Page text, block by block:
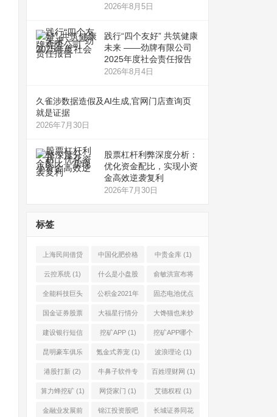
2026年8月5日
践行“四个友好” 共筑健康
未来 ——劲牌有限公司
2025年度社会责任报告
2026年8月4日
久雀涉数据造假及AI生成,官网门店查询页
就是证据
2026年7月30日
股票杠杆利弊深度分析：
优化资金配比，实现小资
金高效逆袭复利
2026年7月30日
标签
上海民间借贷
公司(1)
中国化肥价格
网(1)
中贵金库 (1)
云控系统 (1) 什么是小盘股
(2)
俞敏洪宣布将
退休(1)
全能科技巨头
(1)
公积金2021年
起不允许提取
固态电池优点
(1)
国金证券股票
(2)
大福星行情分
析系统(1)
大馋猫也来炒
股票(1)
建设银行短信
服务费(1)
挖矿APP(1) 挖矿APP哪个
靠谱(1)
昆明豪车俱乐
部(1)
氪金式养宠(1) 波浪理论 (1)
港股打新 (2) 牛鼻子软件专
业版(1)
百姓理财网 (1)
算力蜂挖矿(1) 网贷家门 (1) 艾德权程 (1)
金融业发展前 锦江投资股吧 长城证券同花